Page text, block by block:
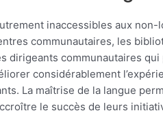
inaccessibles aux non-
communautaires, les
dirigeants communautaires
considérablement
La maîtrise de la langue
le succès de leurs